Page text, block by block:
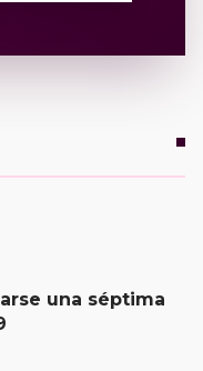
una séptima